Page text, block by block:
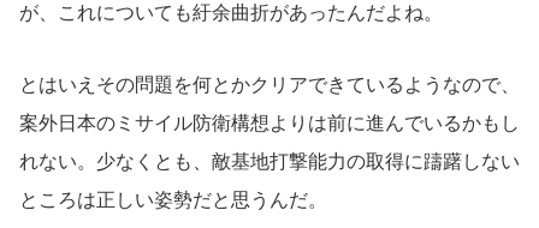
が、これについても紆余曲折があったんだよね。
とはいえその問題を何とかクリアできているようなので、
案外日本のミサイル防衛構想よりは前に進んでいるかもし
れない。少なくとも、敵基地打撃能力の取得に躊躇しない
ところは正しい姿勢だと思うんだ。